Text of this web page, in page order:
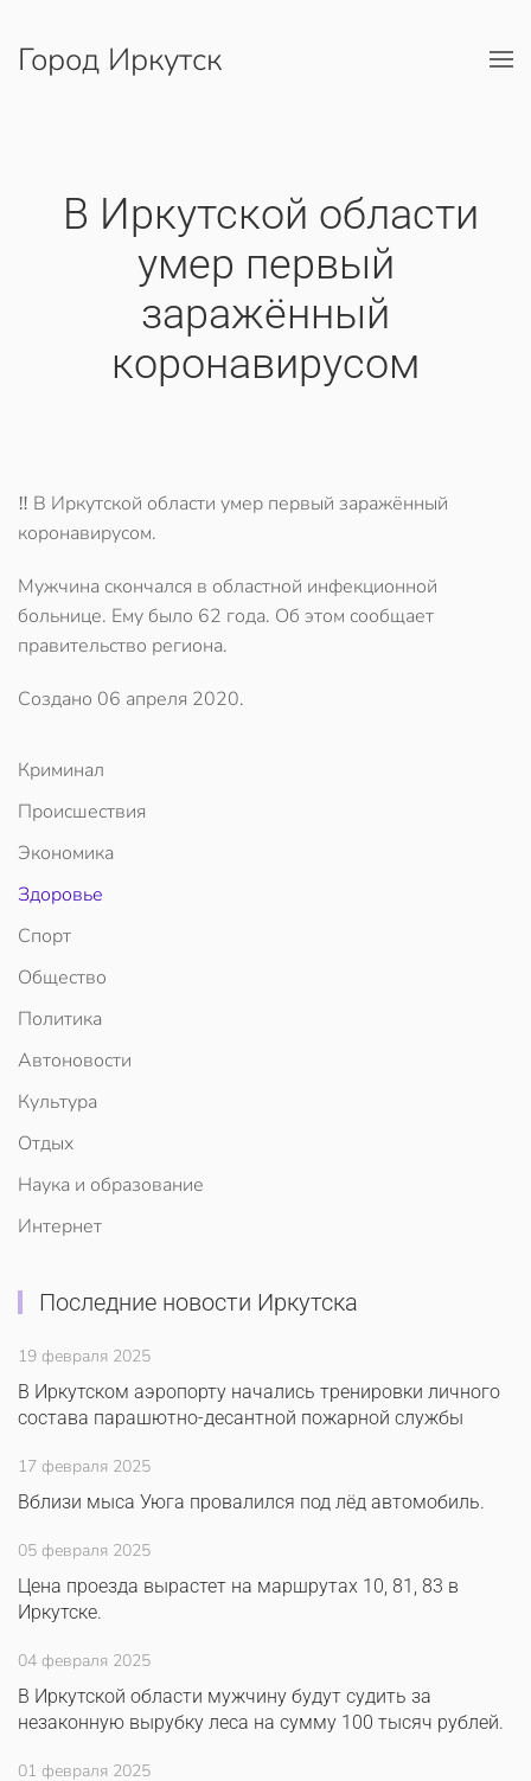
Перейти к содержимому
Город Иркутск
​ В Иркутской области
умер первый
заражённый
коронавирусом
‼️ В Иркутской области умер первый заражённый
коронавирусом.
Мужчина скончался в областной инфекционной
больнице. Ему было 62 года. Об этом сообщает
правительство региона.
Создано 06 апреля 2020.
Криминал
Происшествия
Экономика
Здоровье
Спорт
Общество
Политика
Автоновости
Культура
Отдых
Наука и образование
Интернет
Последние новости Иркутска
19 февраля 2025
В Иркутском аэропорту начались тренировки личного
состава парашютно-десантной пожарной службы
17 февраля 2025
Вблизи мыса Уюга провалился под лёд автомобиль.
05 февраля 2025
Цена проезда вырастет на маршрутах 10, 81, 83 в
Иркутске.
04 февраля 2025
В Иркутской области мужчину будут судить за
незаконную вырубку леса на сумму 100 тысяч рублей.
01 февраля 2025